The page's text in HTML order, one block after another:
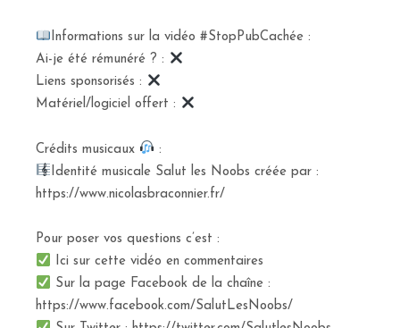
Informations sur la vidéo #StopPubCachée :
Ai-je été rémunéré ? :
Liens sponsorisés :
Matériel/logiciel offert :
Crédits musicaux
:
Identité musicale Salut les Noobs créée par :
https://www.nicolasbraconnier.fr/
Pour poser vos questions c’est :
Ici sur cette vidéo en commentaires
Sur la page Facebook de la chaîne :
https://www.facebook.com/SalutLesNoobs/